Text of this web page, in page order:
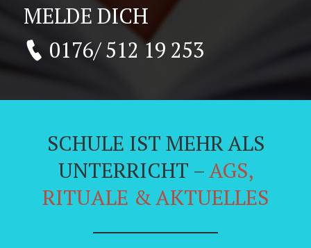
MELDE DICH
0176/ 512 19 253
SCHULE IST MEHR ALS
UNTERRICHT –AGS,
RITUALE & AKTUELLES